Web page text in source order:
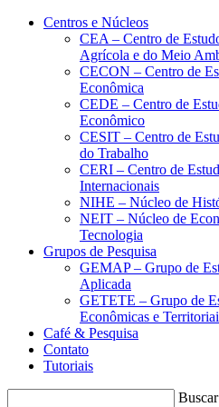
Conteúdo principal Menu principal
Centros e Núcleos
CEA – Centro de
Agrícola e do Meio
CECON – Centro de
Econômica
CEDE – Centro de
Econômico
CESIT – Centro de
do Trabalho
CERI – Centro de
Internacionais
NIHE – Núcleo de
NEIT – Núcleo de
Tecnologia
Grupos de Pesquisa
GEMAP – Grupo de
Aplicada
GETETE – Grupo de
Econômicas e
Café & Pesquisa
Contato
Tutoriais